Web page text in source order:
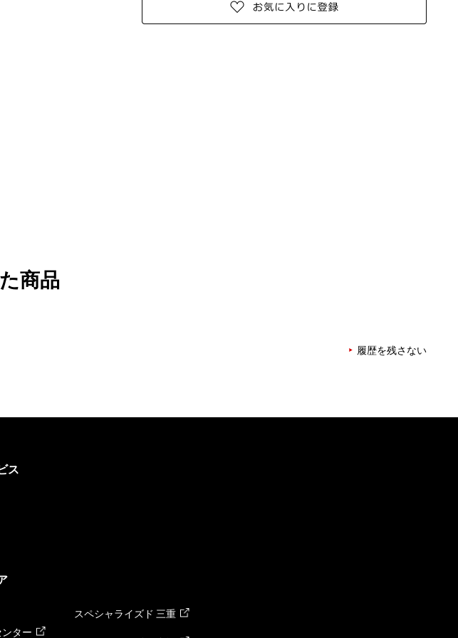
商品
履歴を残さない
ス
ター
スペシャライズド 三重